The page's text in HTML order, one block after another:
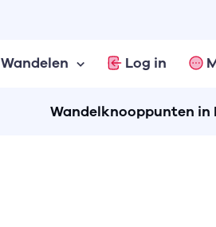
Wandelen Log in
Wandelknooppunten in